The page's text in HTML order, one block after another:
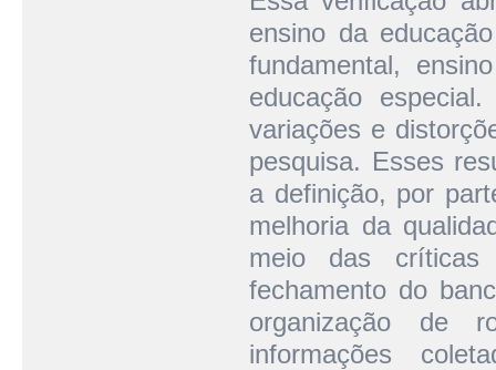
ensino da
fundamental,
educação
variações e
pesquisa. Esses
a definição, por
melhoria da
meio das
fechamento do
organização de
informações